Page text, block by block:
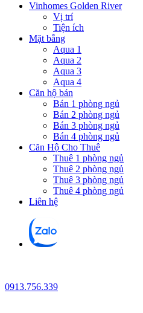
Vinhomes Golden River
Vị trí
Tiện ích
Mặt bằng
Aqua 1
Aqua 2
Aqua 3
Aqua 4
Căn hộ bán
Bán 1 phòng ngủ
Bán 2 phòng ngủ
Bán 3 phòng ngủ
Bán 4 phòng ngủ
Căn Hộ Cho Thuê
Thuê 1 phòng ngủ
Thuê 2 phòng ngủ
Thuê 3 phòng ngủ
Thuê 4 phòng ngủ
Liên hệ
0913.756.339